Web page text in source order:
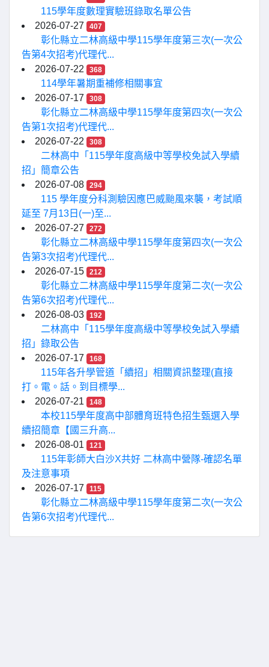
115學年度數理實驗班錄取名單公告
2026-07-27
407
彰化縣立二林高級中學115學年度第三次(一次公
告第4次招考)代理代...
2026-07-22
368
114學年暑期重補修相關事宜
2026-07-17
308
彰化縣立二林高級中學115學年度第四次(一次公
告第1次招考)代理代...
2026-07-22
308
二林高中「115學年度高級中等學校免試入學續
招」簡章公告
2026-07-08
294
115 學年度分科測驗因應巴威颱風來襲，考試順
延至 7月13日(一)至...
2026-07-27
272
彰化縣立二林高級中學115學年度第四次(一次公
告第3次招考)代理代...
2026-07-15
212
彰化縣立二林高級中學115學年度第二次(一次公
告第6次招考)代理代...
2026-08-03
192
二林高中「115學年度高級中等學校免試入學續
招」錄取公告
2026-07-17
168
115年各升學管道「續招」相關資訊整理(直接
打。電。話。到目標學...
2026-07-21
148
本校115學年度高中部體育班特色招生甄選入學
續招簡章【國三升高...
2026-08-01
121
115年彰師大白沙X共好 二林高中營隊-確認名單
及注意事項
2026-07-17
115
彰化縣立二林高級中學115學年度第二次(一次公
告第6次招考)代理代...